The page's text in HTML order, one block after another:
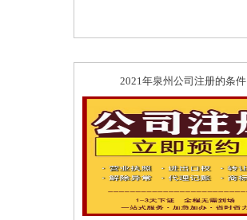
2021年泉州公司注册的条件